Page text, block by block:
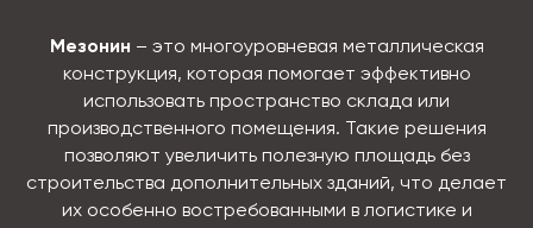
Мезонин – это многоуровневая металлическая
конструкция, которая помогает эффективно
использовать пространство склада или
производственного помещения. Такие решения
позволяют увеличить полезную площадь без
строительства дополнительных зданий, что делает
их особенно востребованными в логистике и